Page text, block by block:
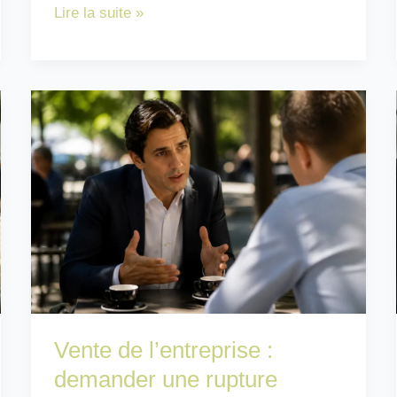
A
correspond
un
75
de
35h
Guide
simple
Lire la suite »
Vente de l’entreprise :
demander une rupture